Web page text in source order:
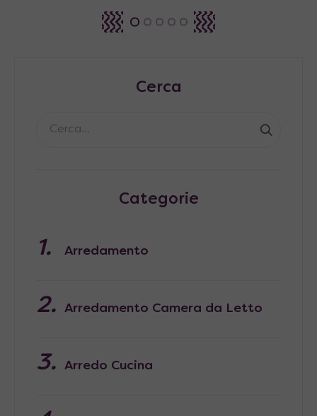
Cerca
Categorie
Arredamento
Arredamento Camera da Letto
Arredo Cucina